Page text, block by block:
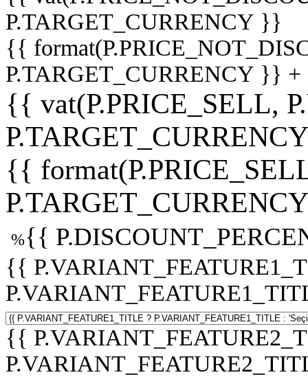
P.TARGET_CURRENCY }}
{{
P.TARGET_CURRENCY }}
{{ vat(P.PRICE_SELL,
{{
%{{
{{
{{